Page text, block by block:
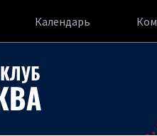
Календарь